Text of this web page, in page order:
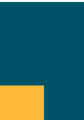
alla pagina della